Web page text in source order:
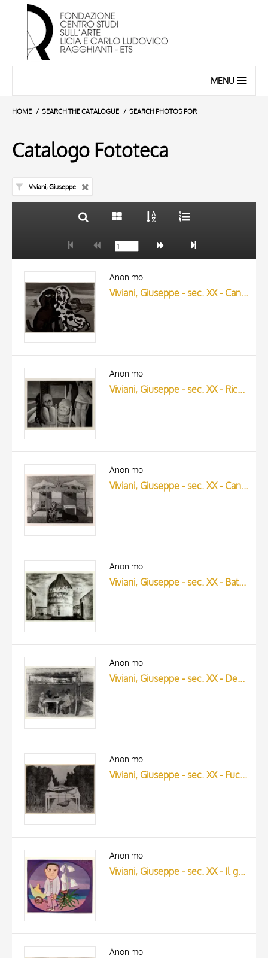
MENU
HOME SEARCH THE CATALOGUE SEARCH PHOTOS FOR
Catalogo Fototeca
Viviani, Giuseppe
AUTHOR
MATERIAL AND TECHNIQUE
Anonimo
Viviani, Giuseppe - sec. XX - Cani in amore
Anonimo
Viviani, Giuseppe - sec. XX - Ricordo di una cabina
Anonimo
Viviani, Giuseppe - sec. XX - Cani e cabine
Anonimo
Viviani, Giuseppe - sec. XX - Battistero
Anonimo
Viviani, Giuseppe - sec. XX - Desinare dei pescatori
Anonimo
Viviani, Giuseppe - sec. XX - Fucile
Anonimo
Viviani, Giuseppe - sec. XX - Il gelataio
Anonimo